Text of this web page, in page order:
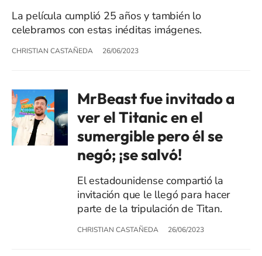
La película cumplió 25 años y también lo
celebramos con estas inéditas imágenes.
CHRISTIAN CASTAÑEDA 26/06/2023
MrBeast fue invitado a
ver el Titanic en el
sumergible pero él se
negó; ¡se salvó!
El estadounidense compartió la
invitación que le llegó para hacer
parte de la tripulación de Titan.
CHRISTIAN CASTAÑEDA 26/06/2023